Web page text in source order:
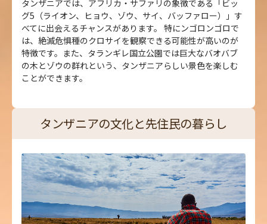
タンザニアでは、アフリカ・サファリの象徴である「ビッ
グ5（ライオン、ヒョウ、ゾウ、サイ、バッファロー）」す
べてに出会えるチャンスがあります。 特にンゴロンゴロで
は、絶滅危惧種のクロサイを観察できる可能性が高いのが
特徴です。また、タランギレ国立公園では巨大なバオバブ
の木とゾウの群れという、タンザニアらしい景色を楽しむ
ことができます。
タンザニアの文化と先住民の暮らし